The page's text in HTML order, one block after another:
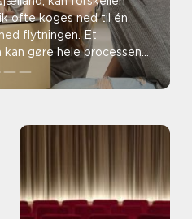
ofte koges ned til én
flytningen. Et
gøre hele processen